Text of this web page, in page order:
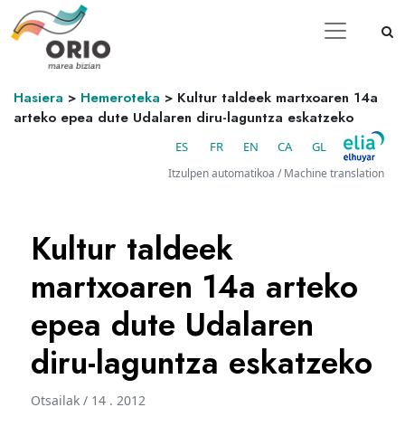
Hasiera > Hemeroteka > Kultur taldeek martxoaren 14a
arteko epea dute Udalaren diru-laguntza eskatzeko
ES FR EN CA GL
Itzulpen automatikoa / Machine translation
Kultur taldeek
martxoaren 14a arteko
epea dute Udalaren
diru-laguntza eskatzeko
Otsailak / 14 . 2012